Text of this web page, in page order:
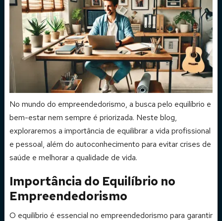
No mundo do empreendedorismo, a busca pelo equilíbrio e
bem-estar nem sempre é priorizada. Neste blog,
exploraremos a importância de equilibrar a vida profissional
e pessoal, além do autoconhecimento para evitar crises de
saúde e melhorar a qualidade de vida.
Importância do Equilíbrio no
Empreendedorismo
O equilíbrio é essencial no empreendedorismo para garantir